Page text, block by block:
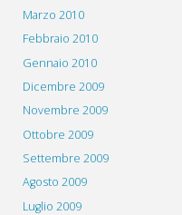
Marzo 2010
Febbraio 2010
Gennaio 2010
Dicembre 2009
Novembre 2009
Ottobre 2009
Settembre 2009
Agosto 2009
Luglio 2009